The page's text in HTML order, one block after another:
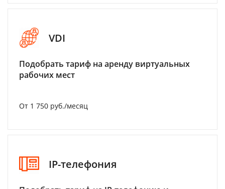
VDI
Подобрать тариф на аренду виртуальных
рабочих мест
От 1 750 руб./месяц
IP-телефония